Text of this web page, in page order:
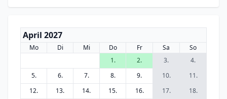
April 2027
Mo Di Mi Do Fr Sa
So
1.
2. 3.
4.
5.
6. 7. 8. 9. 10.
11.
12.
13. 14. 15. 16. 17.
18.